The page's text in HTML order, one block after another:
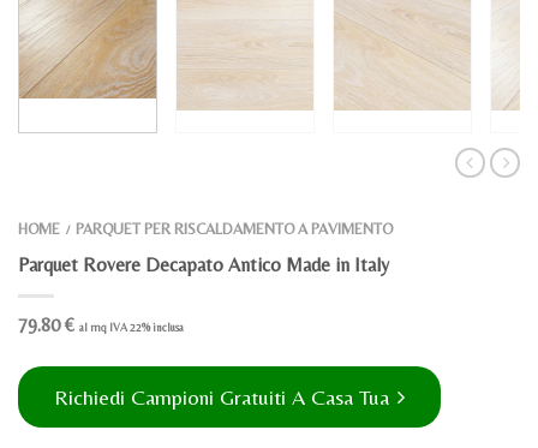
HOME / PARQUET PER RISCALDAMENTO A PAVIMENTO
Parquet Rovere Decapato Antico Made in Italy
79.80€ al mq IVA 22% inclusa
Richiedi Campioni Gratuiti A Casa Tua